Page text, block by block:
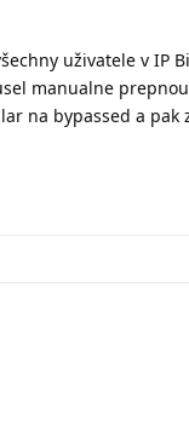
uživatele v IP
manualne
na bypassed a pak